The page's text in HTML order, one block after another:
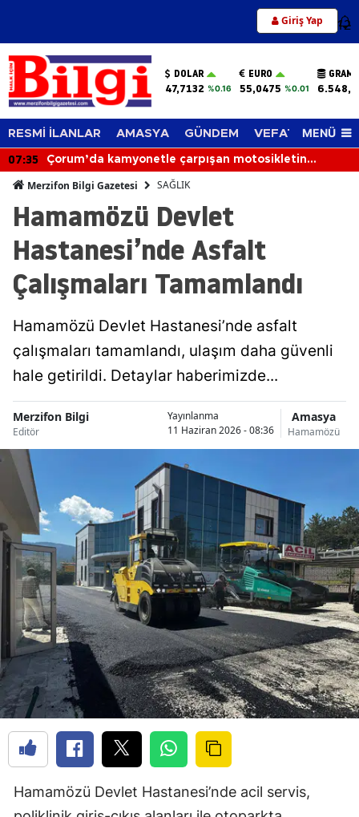
Giriş Yap 12
DOLAR
47,7132 %0.16
EURO
55,0475 %0.01
GRAM
RESMİ İLANLAR AMASYA GÜNDEM VEFAT EDENLER
MENÜ
07:35
Çorum’da kamyonetle çarpışan motosikletin
Merzifon Bilgi Gazetesi SAĞLIK
Hamamözü Devlet
Hastanesi’nde Asfalt
Çalışmaları Tamamlandı
Hamamözü Devlet Hastanesi’nde asfalt
çalışmaları tamamlandı, ulaşım daha güvenli
hale getirildi. Detaylar haberimizde...
Merzifon Bilgi
Editör
Yayınlanma
11 Haziran 2026 - 08:36
Amasya
Hamamözü
Hamamözü Devlet Hastanesi’nde acil servis,